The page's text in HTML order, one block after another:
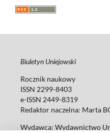
Biuletyn Uniejowski
Rocznik naukowy
ISSN 2299-8403
e-ISSN 2449-8319
Redaktor naczelna: Marta
Wydawca: Wydawnictwo